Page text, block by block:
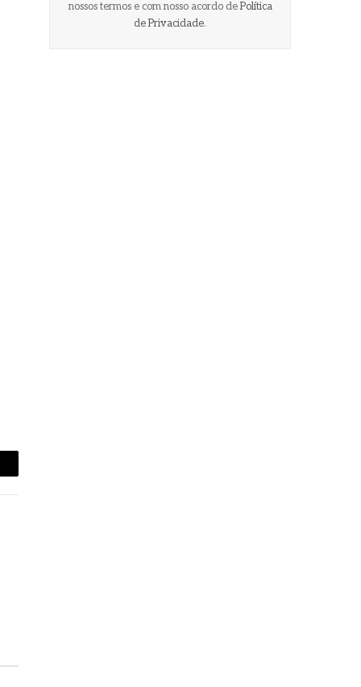
nossos termos e com nosso acordo de Política
de Privacidade.